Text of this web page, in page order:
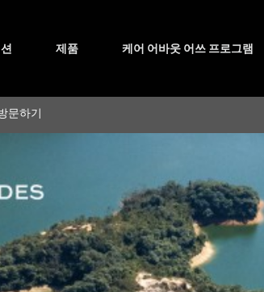
제품 케어 어바웃 어쓰 프로그램
문하기